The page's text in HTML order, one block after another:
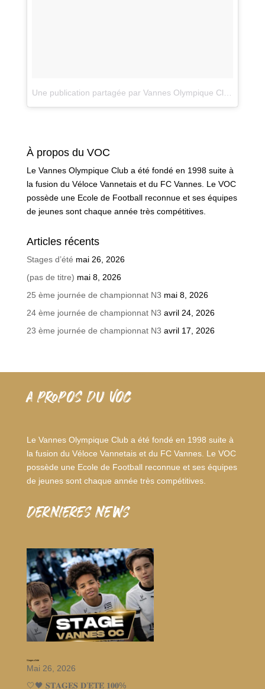
Une publication partagée par Vannes Olympique Club (@vannesoc)
À propos du VOC
Le Vannes Olympique Club a été fondé en 1998 suite à
la fusion du Véloce Vannetais et du FC Vannes. Le VOC
possède une Ecole de Football reconnue et ses équipes
de jeunes sont chaque année très compétitives.
Articles récents
Stages d’été mai 26, 2026
(pas de titre) mai 8, 2026
25 ème journée de championnat N3 mai 8, 2026
24 ème journée de championnat N3 avril 24, 2026
23 ème journée de championnat N3 avril 17, 2026
A PROPOS DU VOC
Le Vannes Olympique Club a été fondé en 1998 suite à
la fusion du Véloce Vannetais et du FC Vannes. Le VOC
possède une Ecole de Football reconnue et ses équipes
de jeunes sont chaque année très compétitives.
dernieres news
Stages d’été
Mai 26, 2026
🤍🖤 𝐒𝐓𝐀𝐆𝐄𝐒 𝐃’𝐄́𝐓𝐄́ 𝟏𝟎𝟎%